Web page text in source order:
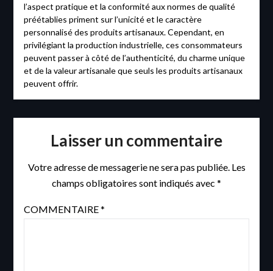
l’aspect pratique et la conformité aux normes de qualité
préétablies priment sur l’unicité et le caractère
personnalisé des produits artisanaux. Cependant, en
privilégiant la production industrielle, ces consommateurs
peuvent passer à côté de l’authenticité, du charme unique
et de la valeur artisanale que seuls les produits artisanaux
peuvent offrir.
Laisser un commentaire
Votre adresse de messagerie ne sera pas publiée. Les
champs obligatoires sont indiqués avec *
COMMENTAIRE*